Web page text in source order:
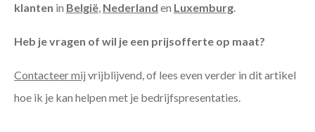
klanten in België, Nederland en Luxemburg.
Heb je vragen of wil je een prijsofferte op maat?
Contacteer mij vrijblijvend, of lees even verder in dit artikel
hoe ik je kan helpen met je bedrijfspresentaties.